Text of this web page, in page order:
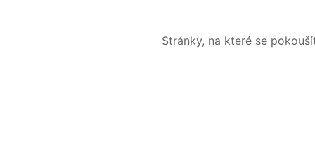
Stránky, na které se